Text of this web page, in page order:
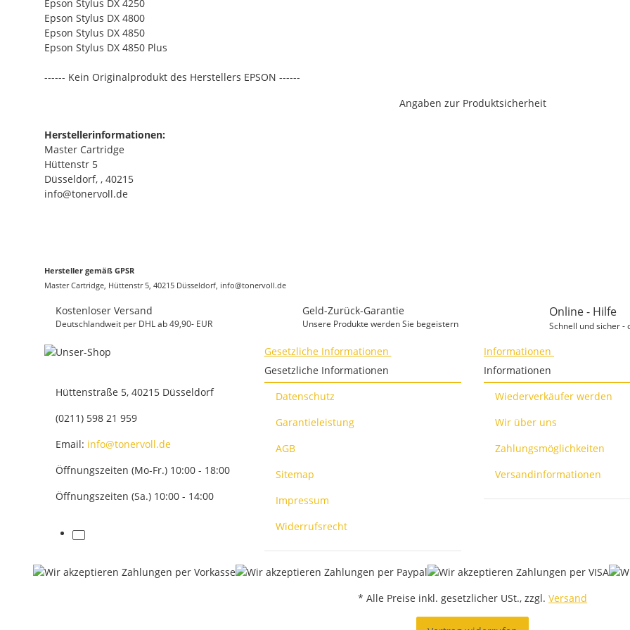
Epson Stylus DX 4250
Epson Stylus DX 4800
Epson Stylus DX 4850
Epson Stylus DX 4850 Plus
------ Kein Originalprodukt des Herstellers EPSON ------
Angaben zur Produktsicherheit
Herstellerinformationen:
Master Cartridge
Hüttenstr 5
Düsseldorf, , 40215
info@tonervoll.de
Hersteller gemäß GPSR
Master Cartridge, Hüttenstr 5, 40215 Düsseldorf, info@tonervoll.de
Kostenloser Versand
Deutschlandweit per DHL ab 49,90- EUR
Geld-Zurück-Garantie
Unsere Produkte werden Sie begeistern
Online - Hilfe
Schnell und sicher -
Hüttenstraße 5, 40215 Düsseldorf
(0211) 598 21 959
Email: info@tonervoll.de
Öffnungszeiten (Mo-Fr.) 10:00 - 18:00
Öffnungszeiten (Sa.) 10:00 - 14:00
facebook
Gesetzliche Informationen
Gesetzliche Informationen
Datenschutz
Garantieleistung
AGB
Sitemap
Impressum
Widerrufsrecht
Informationen
Informationen
Wiederverkäufer werden
Wir über uns
Zahlungsmöglichkeiten
Versandinformationen
* Alle Preise inkl. gesetzlicher USt., zzgl. Versand